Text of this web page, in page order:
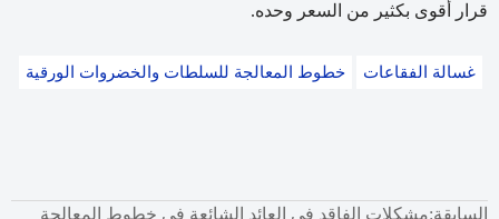
قرار أقوى بكثير من السعر وحده.
غسالة الفقاعات خطوط المعالجة للسلطات والخضروات الورقية
السابقة:مشكلات الفاقد في العائد الشائعة في خطوط المعالجة